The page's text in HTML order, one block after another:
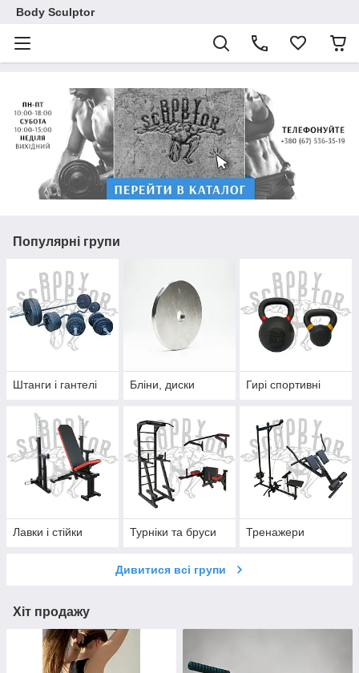
Body Sculptor
Популярні групи
Штанги і гантелі Бліни, диски Гирі спортивні
Лавки і стійки Турніки та бруси Тренажери
Дивитися всі групи
Хіт продажу